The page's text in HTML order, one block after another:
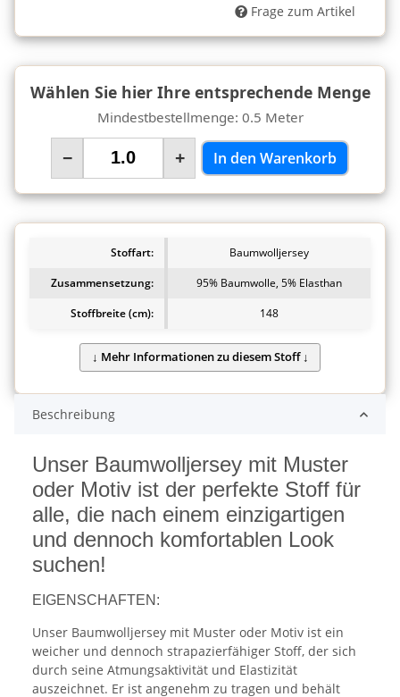
Frage zum Artikel
Wählen Sie hier Ihre entsprechende Menge
Mindestbestellmenge: 0.5 Meter
− + In den Warenkorb
Stoffart:
Baumwolljersey
Zusammensetzung:
95% Baumwolle, 5% Elasthan
Stoffbreite (cm):
148
Beschreibung
Unser Baumwolljersey mit Muster
oder Motiv ist der perfekte Stoff für
alle, die nach einem einzigartigen
und dennoch komfortablen Look
suchen!
EIGENSCHAFTEN:
Unser Baumwolljersey mit Muster oder Motiv ist ein
weicher und dennoch strapazierfähiger Stoff, der sich
durch seine Atmungsaktivität und Elastizität
auszeichnet. Er ist angenehm zu tragen und behält